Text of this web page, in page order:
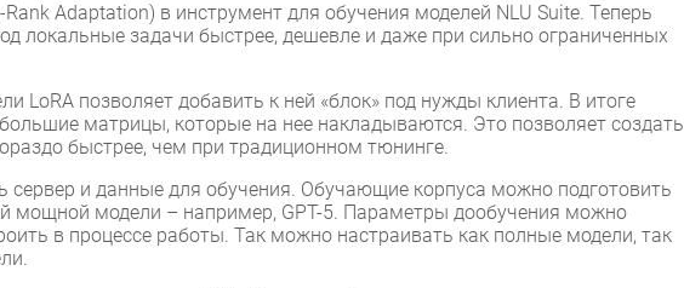
Adaptation) в инструмент для обучения моделей NLU Suite. Теперь
локальные задачи быстрее, дешевле и даже при сильно ограниченных
LoRA позволяет добавить к ней «блок» под нужды клиента. В итоге
матрицы, которые на нее накладываются. Это позволяет создать
быстрее, чем при традиционном тюнинге.
сервер и данные для обучения. Обучающие корпуса можно подготовить
мощной модели – например, GPT-5. Параметры дообучения можно
в процессе работы. Так можно настраивать как полные модели, так